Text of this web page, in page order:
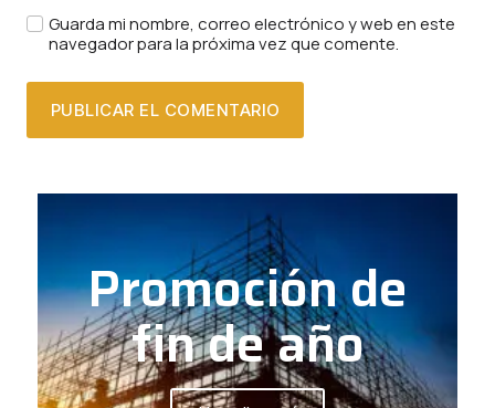
Guarda mi nombre, correo electrónico y web en este
navegador para la próxima vez que comente.
Promoción de
fin de año